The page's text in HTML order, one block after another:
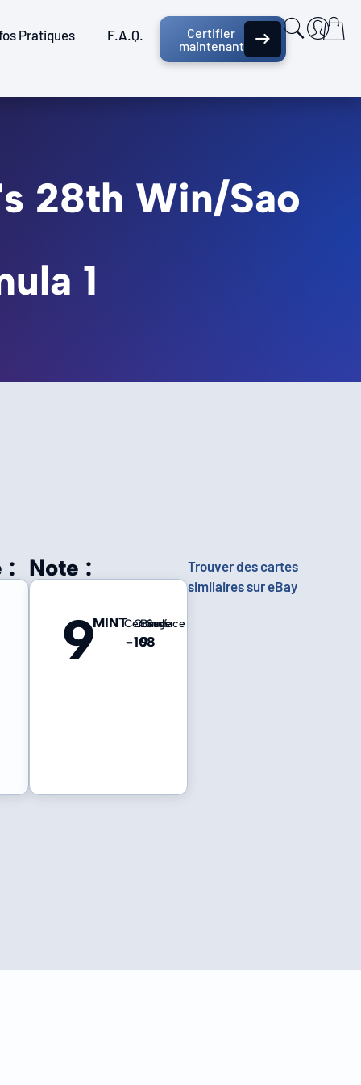
Pratiques F.A.Q.
Certifier
maintenant
28th Win/Sao
1
: Note :
9MINTCentrage
-
Coins
10
Bords
9
Surface
8
Trouver des cartes
similaires sur eBay